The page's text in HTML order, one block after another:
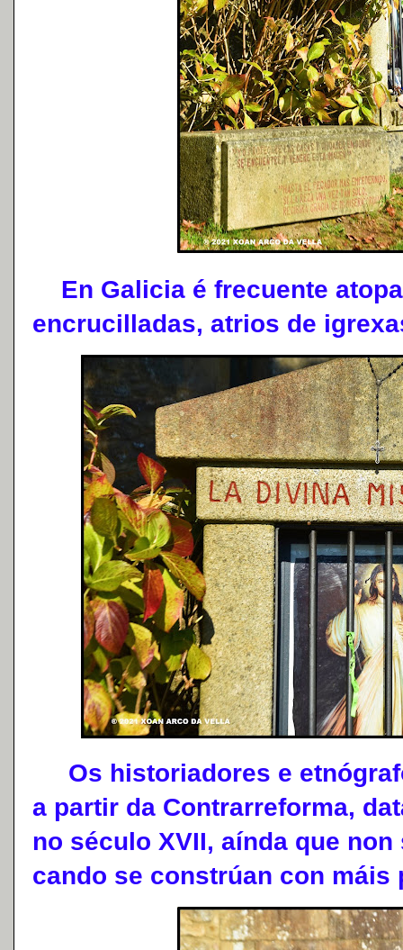
En Galicia é frecuente
encrucilladas, atrios de
Os historiadores e
a partir da Contrarreforma,
no século XVII, aínda que
cando se constrúan con máis